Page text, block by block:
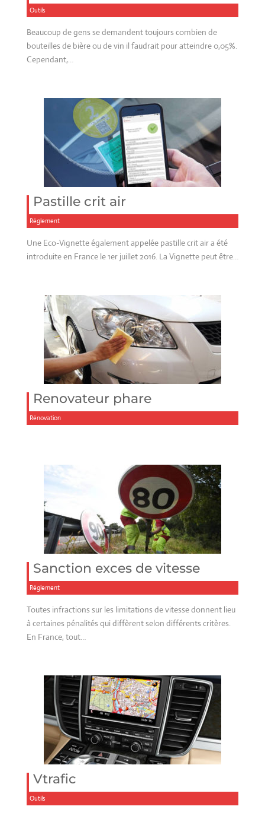
Outils
Beaucoup de gens se demandent toujours combien de
bouteilles de bière ou de vin il faudrait pour atteindre 0,05%.
Cependant,…
Pastille crit air
Réglement
Une Eco-Vignette également appelée pastille crit air a été
introduite en France le 1er juillet 2016. La Vignette peut être…
Renovateur phare
Rénovation
Sanction exces de vitesse
Réglement
Toutes infractions sur les limitations de vitesse donnent lieu
à certaines pénalités qui diffèrent selon différents critères.
En France, tout…
Vtrafic
Outils